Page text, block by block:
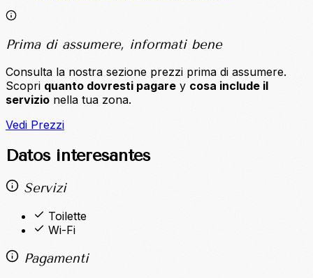
Prima di assumere, informati bene
Consulta la nostra sezione prezzi prima di assumere.
Scopri quanto dovresti pagare y cosa include il
servizio nella tua zona.
Vedi Prezzi
Datos interesantes
Servizi
Toilette
Wi-Fi
Pagamenti